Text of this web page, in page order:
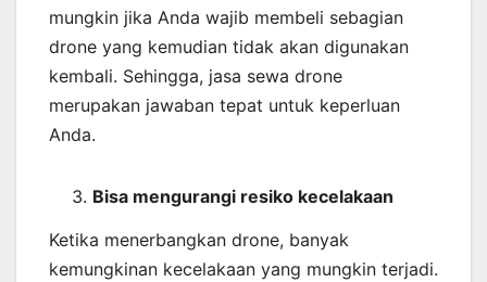
mungkin jika Anda wajib membeli sebagian
drone yang kemudian tidak akan digunakan
kembali. Sehingga, jasa sewa drone
merupakan jawaban tepat untuk keperluan
Anda.
Bisa mengurangi resiko kecelakaan
Ketika menerbangkan drone, banyak
kemungkinan kecelakaan yang mungkin terjadi.